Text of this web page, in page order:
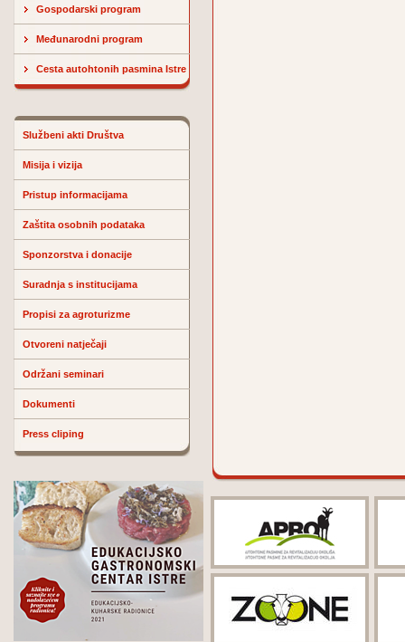
Gospodarski program
Međunarodni program
Cesta autohtonih pasmina Istre
Službeni akti Društva
Misija i vizija
Pristup informacijama
Zaštita osobnih podataka
Sponzorstva i donacije
Suradnja s institucijama
Propisi za agroturizme
Otvoreni natječaji
Održani seminari
Dokumenti
Press cliping